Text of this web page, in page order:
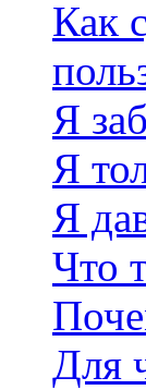
Как
Я
Я
Я
Что
Для